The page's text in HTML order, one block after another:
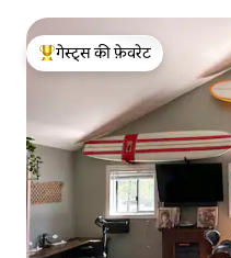
गेस्ट्स का टॉप फ़ेवरेट
गेस्ट्स की फ़ेवरेट